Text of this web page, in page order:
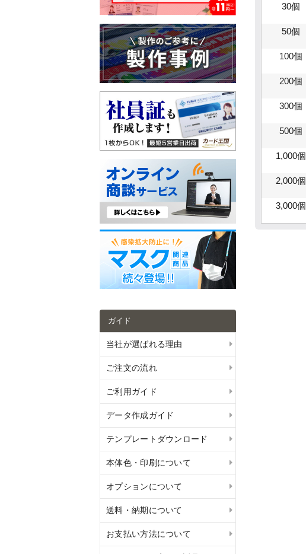
ガイド
当社が選ばれる理由
ご注文の流れ
ご利用ガイド
データ作成ガイド
テンプレートダウンロード
本体色・印刷について
オプションについて
送料・納期について
お支払い方法について
30個
50個
100個
200個
300個
500個
1,000個
2,000個
3,000個